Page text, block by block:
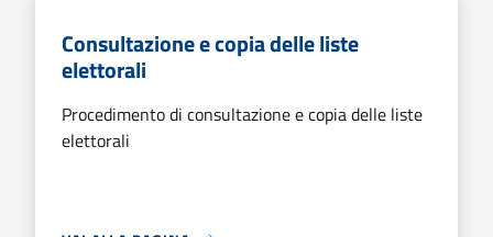
Consultazione e copia delle liste
elettorali
Procedimento di consultazione e copia delle liste
elettorali